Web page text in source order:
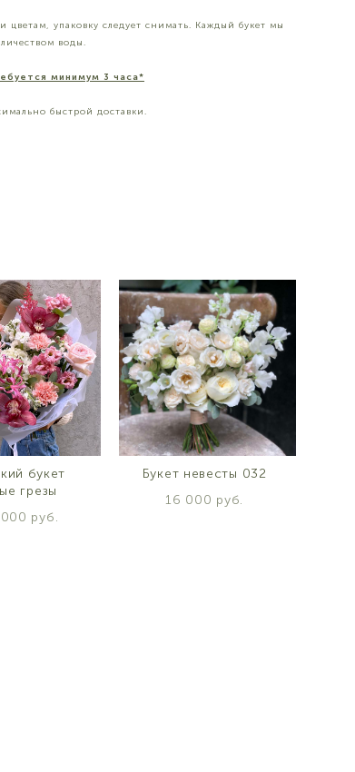
упаковку следует снимать. Каждый букет мы
воды.
минимум 3 часа*
быстрой доставки.
букет
грезы
pуб.
Букет невесты 032
16 000 pуб.